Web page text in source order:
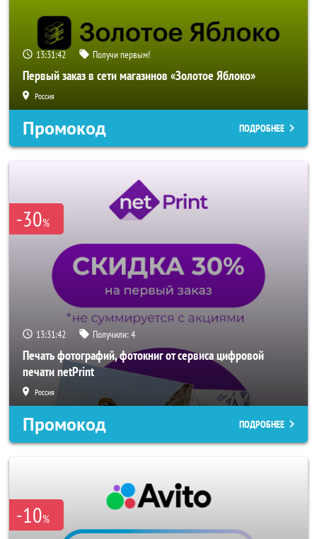
13:31:40 Получи первым!
Первый заказ в сети магазинов «Золотое Яблоко»
Россия
Промокод ПОДРОБНЕЕ
-30%
13:31:40 Получили:4
Печать фотографий, фотокниг от сервиса цифровой
печати netPrint
Россия
Промокод ПОДРОБНЕЕ
-10%